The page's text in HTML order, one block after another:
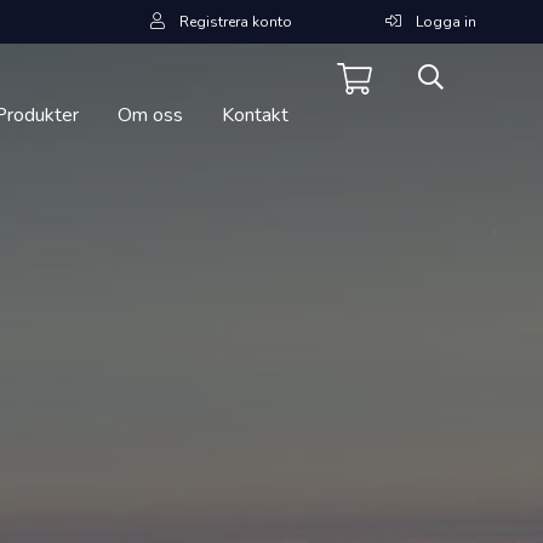
Registrera konto Logga in
Om oss Kontakt